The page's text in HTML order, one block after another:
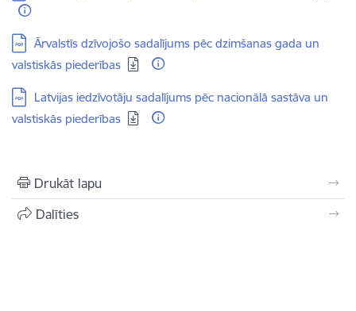
Lejupielādēt:
Ārvalstīs dzīvojošo sadalījums pēc dzimšanas gada un
valstiskās piederības
Lejupielādēt:
Latvijas iedzīvotāju sadalījums pēc nacionālā sastāva un
valstiskās piederības
Drukāt lapu
Dalīties